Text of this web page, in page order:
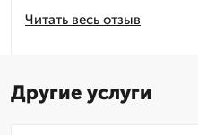
Читать весь отзыв
Другие услуги